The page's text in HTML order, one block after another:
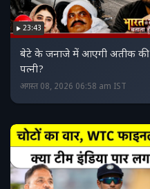
23:43
बेटे के जनाजे में आएगी अतीक की
पत्नी?
अगस्त 08, 2026 06:58 am IST